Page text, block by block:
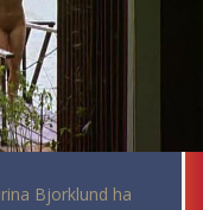
Bjorklund ha